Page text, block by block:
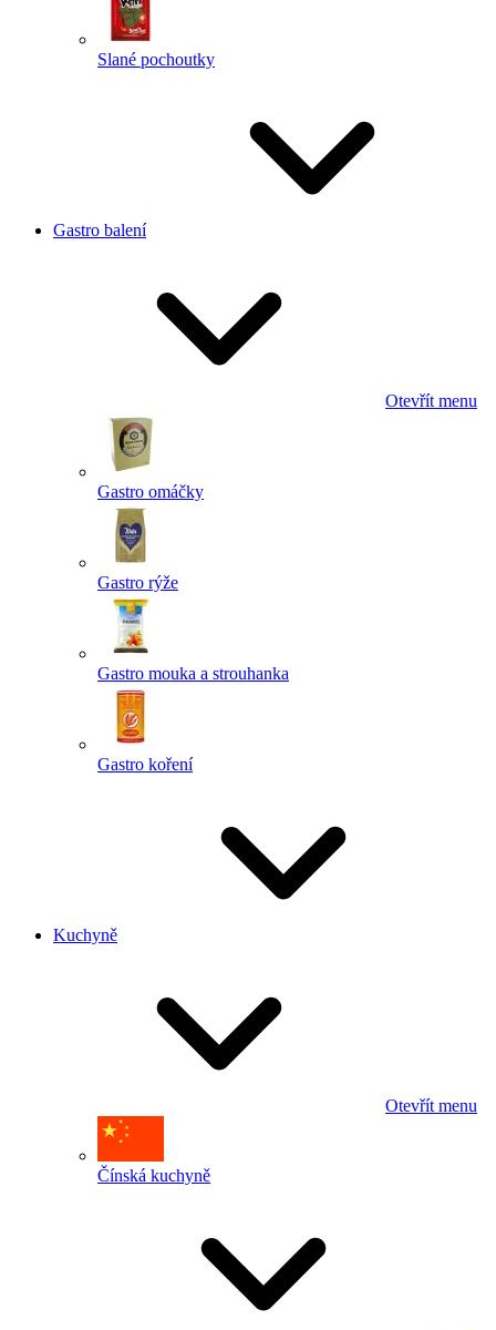
Slané pochoutky
Gastro balení
Otevřít menu
Gastro omáčky
Gastro rýže
Gastro mouka a strouhanka
Gastro koření
Kuchyně
Otevřít menu
Čínská kuchyně